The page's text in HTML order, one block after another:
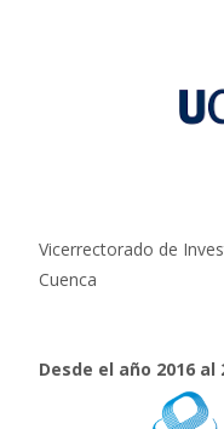
Vicerrectorado de
Cuenca
Desde el año 2016 al